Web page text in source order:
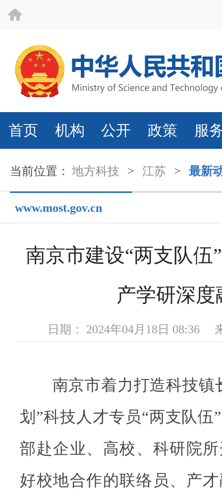
首页 机构 公开 政策 服
当前位置： 地方科技 > 江苏 > 最新
www.most.gov.cn
南京市建设“两支队伍
产学研深度
日期： 2024年04月18日 08:36
南京市着力打造科技镇
划”科技人才专员“两支队伍
部赴企业、高校、科研院
好校地合作的联络员、产